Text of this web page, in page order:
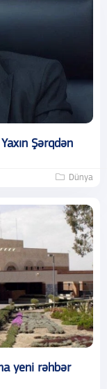
Şərqdən
Dünya
yeni rəhbər